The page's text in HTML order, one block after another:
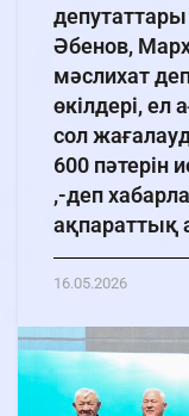
Әбенов,
мәслихат
өкілдері,
сол
600 пәтерін
,-деп
ақпараттық
16.05.2026